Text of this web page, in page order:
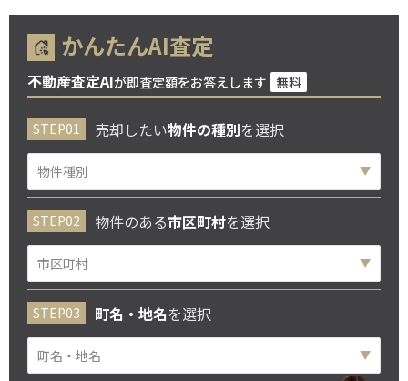
かんたんAI査定
不動産査定AIが即査定額をお答えします 無料
売却したい物件の種別を選択
物件のある市区町村を選択
町名・地名を選択